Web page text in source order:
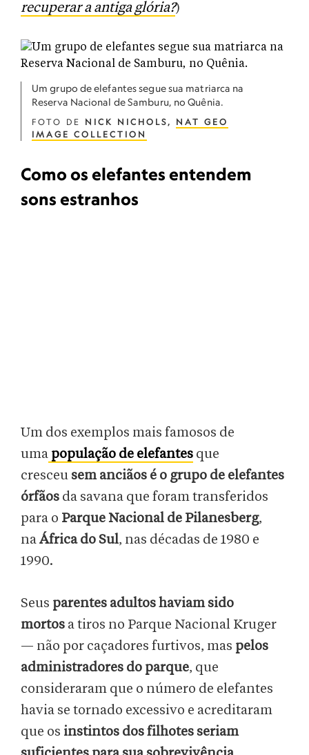
recuperar a antiga glória?)
Um grupo de elefantes segue sua matriarca na
Reserva Nacional de Samburu, no Quênia.
FOTO DE NICK NICHOLS, NAT GEO
IMAGE COLLECTION
Como os elefantes entendem
sons estranhos
Um dos exemplos mais famosos de
uma população de elefantes que
cresceu sem anciãos é o grupo de elefantes
órfãos da savana que foram transferidos
para o Parque Nacional de Pilanesberg,
naÁfrica do Sul, nas décadas de 1980 e
1990.
Seus parentes adultos haviam sido
mortos a tiros no Parque Nacional Kruger
— não por caçadores furtivos, mas pelos
administradores do parque, que
consideraram que o número de elefantes
havia se tornado excessivo e acreditaram
que os instintos dos filhotes seriam